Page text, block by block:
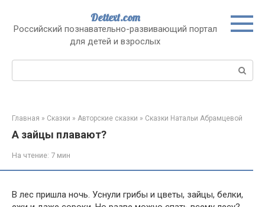
контенту
Dettext.com
Российский познавательно-развивающий портал
для детей и взрослых
Поиск:
Главная » Сказки » Авторские сказки » Сказки Натальи Абрамцевой
А зайцы плавают?
На чтение: 7 мин
В лес пришла ночь. Уснули грибы и цветы, зайцы, белки,